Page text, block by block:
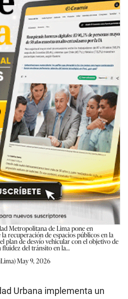
Metropolitana de Lima pone en
recuperación de espacios públicos en la
plan de desvío vehicular con el objetivo de
del tránsito en la…
May 9, 2026
Urbana implementa un